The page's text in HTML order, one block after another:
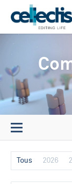
Tous 2026